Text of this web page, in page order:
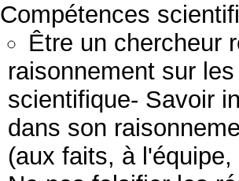
Compétences
Être un chercheur
raisonnement sur
scientifique- Savoir
dans son
(aux faits, à